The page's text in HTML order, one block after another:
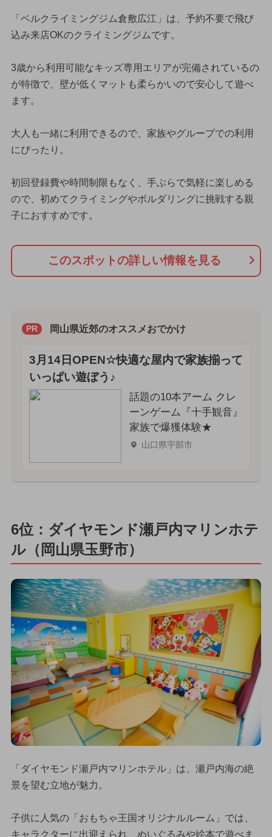
「ベルクライミングジム倉敷広江」は、予約不要で飛び
込み来店OKのクライミングジムです。
3歳から利用可能なキッズ専用エリアが完備されているの
が特徴で、壁が低くマットも柔らかいので安心して遊べ
ます。
大人も一緒に利用できるので、家族やグループでの利用
にぴったり。
初回登録費や時間制限もなく、手ぶらで気軽に楽しめる
ので、初めてクライミングやボルダリングに挑戦する親
子におすすめです。
このスポットの詳しい情報を見る
PR 岡山県近郊のオススメおでかけ
3月14日OPEN☆快適な屋内で家族揃って
いっぱい遊ぼう♪
話題の10本アーム クレ
ーンゲーム『十手観音』
家族で爆獲体験★
山口県宇部市
6位：ダイヤモンド瀬戸内マリンホテ
ル（岡山県玉野市）
「ダイヤモンド瀬戸内マリンホテル」は、瀬戸内海の絶
景を望む立地が魅力。
子供に人気の「おもちゃ王国オリジナルルーム」では、
キャラクターに出迎えられ、ぬいぐるみや絵本で遊べま